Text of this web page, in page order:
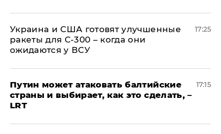
Украина и США готовят улучшенные
ракеты для С-300 – когда они
ожидаются у ВСУ
17:25
Путин может атаковать балтийские
страны и выбирает, как это сделать, –
LRT
17:15